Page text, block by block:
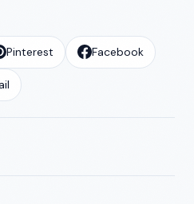
Pinterest Facebook